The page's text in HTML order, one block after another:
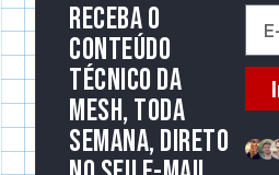
Receba o
conteúdo
técnico da
Mesh, toda
semana, direto